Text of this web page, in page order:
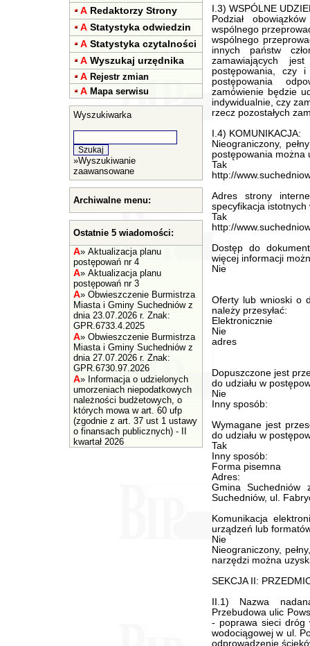
A Redaktorzy Strony
A Statystyka odwiedzin
A Statystyka czytalności
A Wyszukaj urzędnika
A Rejestr zmian
A Mapa serwisu
Wyszukiwarka
»Wyszukiwanie
zaawansowane
Archiwalne menu:
Ostatnie 5 wiadomości:
A» Aktualizacja planu
postępowań nr 4
A» Aktualizacja planu
postępowań nr 3
A» Obwieszczenie Burmistrza
Miasta i Gminy Suchedniów z
dnia 23.07.2026 r. Znak:
GPR.6733.4.2025
A» Obwieszczenie Burmistrza
Miasta i Gminy Suchedniów z
dnia 27.07.2026 r. Znak:
GPR.6730.97.2026
A» Informacja o udzielonych
umorzeniach niepodatkowych
należności budżetowych, o
których mowa w art. 60 ufp
(zgodnie z art. 37 ust 1 ustawy
o finansach publicznych) - II
kwartał 2026
I.3) WSPÓLNE
Podział
wspólnego
wspólnego
innych państw
zamawiających
postępowania, czy
postępowania
zamówienie będzie
indywidualnie, czy
rzecz pozostałych
I.4) KOMUNIKACJA:
Nieograniczony,
postępowania można
Tak
http://
Adres strony
specyfikacja
Tak
http://
Dostęp do
więcej informacji
Nie
Oferty lub wnioski o
należy przesyłać:
Elektronicznie
Nie
adres
Dopuszczone jest
do udziału w
Nie
Inny sposób:
Wymagane jest
do udziału w
Tak
Inny sposób:
Forma pisemna
Adres:
Gmina
Suchedniów, ul.
Komunikacja
urządzeń lub
Nie
Nieograniczony,
narzędzi można
SEKCJA II:
II.1) Nazwa
Przebudowa ulic
- poprawa sieci dróg
wodociągowej w ul.
odprowadzenie